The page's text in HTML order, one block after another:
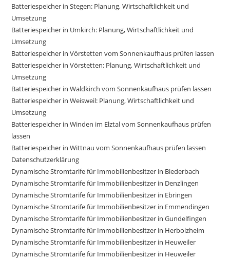
Batteriespeicher in Stegen: Planung, Wirtschaftlichkeit und
Umsetzung
Batteriespeicher in Umkirch: Planung, Wirtschaftlichkeit und
Umsetzung
Batteriespeicher in Vörstetten vom Sonnenkaufhaus prüfen lassen
Batteriespeicher in Vörstetten: Planung, Wirtschaftlichkeit und
Umsetzung
Batteriespeicher in Waldkirch vom Sonnenkaufhaus prüfen lassen
Batteriespeicher in Weisweil: Planung, Wirtschaftlichkeit und
Umsetzung
Batteriespeicher in Winden im Elztal vom Sonnenkaufhaus prüfen
lassen
Batteriespeicher in Wittnau vom Sonnenkaufhaus prüfen lassen
Datenschutzerklärung
Dynamische Stromtarife für Immobilienbesitzer in Biederbach
Dynamische Stromtarife für Immobilienbesitzer in Denzlingen
Dynamische Stromtarife für Immobilienbesitzer in Ebringen
Dynamische Stromtarife für Immobilienbesitzer in Emmendingen
Dynamische Stromtarife für Immobilienbesitzer in Gundelfingen
Dynamische Stromtarife für Immobilienbesitzer in Herbolzheim
Dynamische Stromtarife für Immobilienbesitzer in Heuweiler
Dynamische Stromtarife für Immobilienbesitzer in Heuweiler